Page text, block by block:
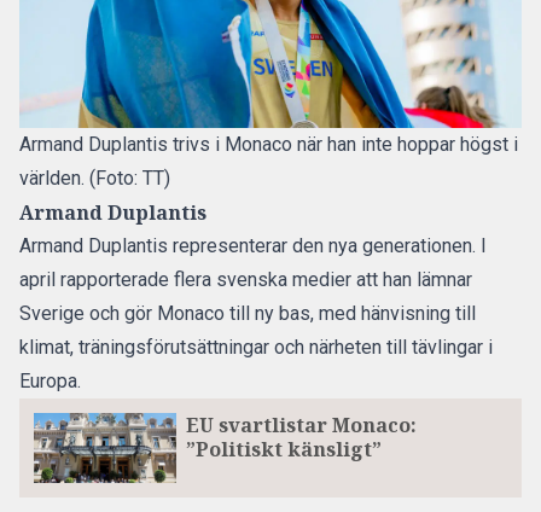
Armand Duplantis trivs i Monaco när han inte hoppar högst i
världen. (Foto: TT)
Armand Duplantis
Armand Duplantis representerar den nya generationen. I
april rapporterade flera svenska medier att han lämnar
Sverige och gör Monaco till ny bas, med hänvisning till
klimat, träningsförutsättningar och närheten till tävlingar i
Europa.
EU svartlistar Monaco:
”Politiskt känsligt”